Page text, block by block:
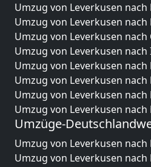
Umzug von Leverkusen nach
Umzug von Leverkusen nach
Umzug von Leverkusen
Umzug von Leverkusen nach
Umzug von Leverkusen
Umzug von Leverkusen
Umzug von Leverkusen
Umzug von Leverkusen
Umzüge-
Umzug von Leverkusen nach
Umzug von Leverkusen